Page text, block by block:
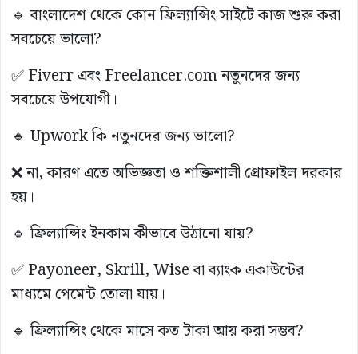
🔹 বাংলাদেশ থেকে কোন ফ্রিল্যান্সিং সাইটে কাজ শুরু করা
সবচেয়ে ভালো?
✅ Fiverr এবং Freelancer.com নতুনদের জন্য
সবচেয়ে উপযোগী।
🔹 Upwork কি নতুনদের জন্য ভালো?
❌ না, কারণ এতে অভিজ্ঞতা ও শক্তিশালী প্রোফাইল দরকার
হয়।
🔹 ফ্রিল্যান্সিং ইনকাম কীভাবে উঠানো যায়?
✅ Payoneer, Skrill, Wise বা ব্যাংক একাউন্টের
মাধ্যমে পেমেন্ট তোলা যায়।
🔹 ফ্রিল্যান্সিং থেকে মাসে কত টাকা আয় করা সম্ভব?